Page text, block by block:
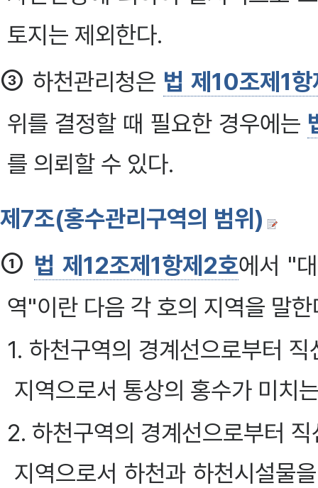
토지는 제외한다.
③ 하천관리청은 법 제10조제1
위를 결정할 때 필요한 경우에는
를 의뢰할 수 있다.
제7조(홍수관리구역의 범위)
① 법 제12조제1항제2호에서 "
역"이란 다음 각 호의 지역을 말
1. 하천구역의 경계선으로부터
지역으로서 통상의 홍수가 미치
2. 하천구역의 경계선으로부터
지역으로서 하천과 하천시설물